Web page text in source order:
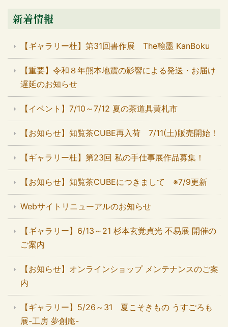
新着情報
【ギャラリー杜】第31回書作展 The翰墨 KanBoku
【重要】令和８年熊本地震の影響による発送・お届け
遅延のお知らせ
【イベント】7/10～7/12 夏の茶道具黄札市
【お知らせ】知覧茶CUBE再入荷 7/11(土)販売開始！
【ギャラリー杜】第23回 私の手仕事展作品募集！
【お知らせ】知覧茶CUBEにつきまして ※7/9更新
Webサイトリニューアルのお知らせ
【ギャラリー】6/13～21 杉本玄覚貞光 不易展 開催の
ご案内
【お知らせ】オンラインショップ メンテナンスのご案
内
【ギャラリー】5/26～31 夏こそきもの うすごろも
展-工房 夢創庵-